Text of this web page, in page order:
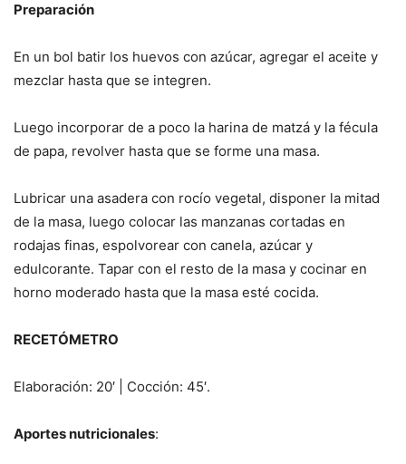
Preparación
En un bol batir los huevos con azúcar, agregar el aceite y
mezclar hasta que se integren.
Luego incorporar de a poco la harina de matzá y la fécula
de papa, revolver hasta que se forme una masa.
Lubricar una asadera con rocío vegetal, disponer la mitad
de la masa, luego colocar las manzanas cortadas en
rodajas finas, espolvorear con canela, azúcar y
edulcorante. Tapar con el resto de la masa y cocinar en
horno moderado hasta que la masa esté cocida.
RECETÓMETRO
Elaboración: 20′ | Cocción: 45′.
Aportes nutricionales: